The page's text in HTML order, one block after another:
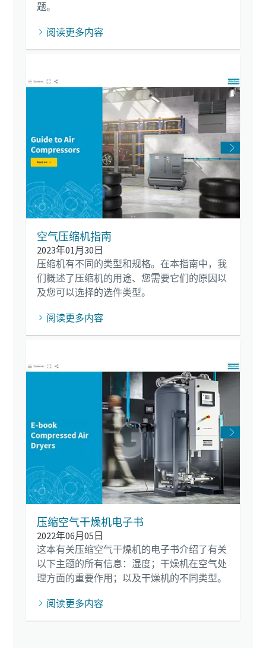
题。
阅读更多内容
空气压缩机指南
2023年01月30日
压缩机有不同的类型和规格。在本指南中，我
们概述了压缩机的用途、您需要它们的原因以
及您可以选择的选件类型。
阅读更多内容
压缩空气干燥机电子书
2022年06月05日
这本有关压缩空气干燥机的电子书介绍了有关
以下主题的所有信息：湿度；干燥机在空气处
理方面的重要作用；以及干燥机的不同类型。
阅读更多内容